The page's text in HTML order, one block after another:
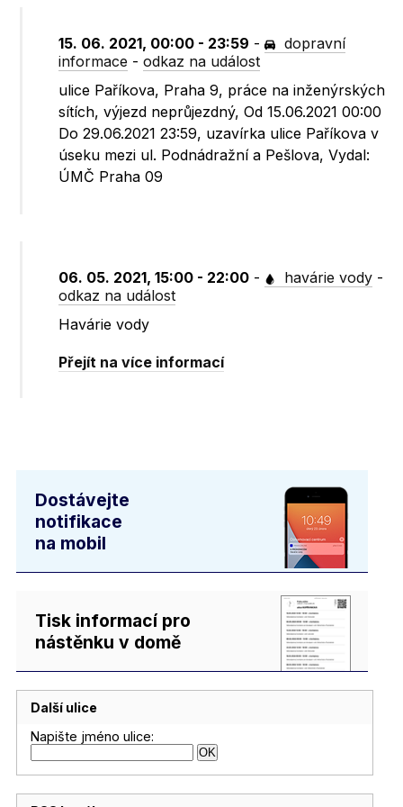
15. 06. 2021, 00:00 - 23:59 -
dopravní
informace -odkaz na událost
ulice Paříkova, Praha 9, práce na inženýrských
sítích, výjezd neprůjezdný, Od 15.06.2021 00:00
Do 29.06.2021 23:59, uzavírka ulice Paříkova v
úseku mezi ul. Podnádražní a Pešlova, Vydal:
ÚMČ Praha 09
06. 05. 2021, 15:00 - 22:00 - havárie vody -
odkaz na událost
Havárie vody
Přejít na více informací
Dostávejte
notifikace
na mobil
Tisk informací pro
nástěnku v domě
Další ulice
Napište jméno ulice: